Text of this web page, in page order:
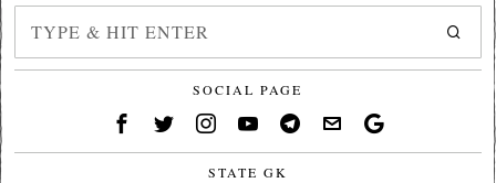
SOCIAL PAGE
STATE GK